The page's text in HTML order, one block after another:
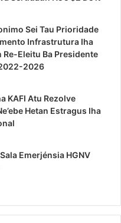
Sei Tau Prioridade
Infrastrutura Iha
Re-Eleitu Ba Presidente
2026
KAFI Atu Rezolve
Hetan Estragus Iha
Emerjénsia HGNV